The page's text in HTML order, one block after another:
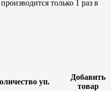
только 1 раз в
уп.
Добавить
товар